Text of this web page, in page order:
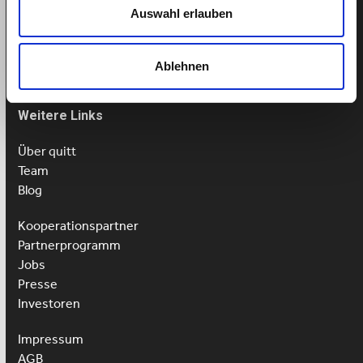
Auswahl erlauben
Ablehnen
Mo-Fr: 9-13 Uhr
Weitere Links
Über quitt
Team
Blog
Kooperationspartner
Partnerprogramm
Jobs
Presse
Investoren
Impressum
AGB